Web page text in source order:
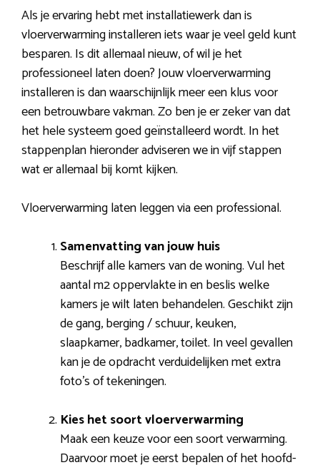
Als je ervaring hebt met installatiewerk dan is
vloerverwarming installeren iets waar je veel geld kunt
besparen. Is dit allemaal nieuw, of wil je het
professioneel laten doen? Jouw vloerverwarming
installeren is dan waarschijnlijk meer een klus voor
een betrouwbare vakman. Zo ben je er zeker van dat
het hele systeem goed geïnstalleerd wordt. In het
stappenplan hieronder adviseren we in vijf stappen
wat er allemaal bij komt kijken.
Vloerverwarming laten leggen via een professional.
Samenvatting van jouw huis
Beschrijf alle kamers van de woning. Vul het
aantal m2 oppervlakte in en beslis welke
kamers je wilt laten behandelen. Geschikt zijn
de gang, berging / schuur, keuken,
slaapkamer, badkamer, toilet. In veel gevallen
kan je de opdracht verduidelijken met extra
foto’s of tekeningen.
Kies het soort vloerverwarming
Maak een keuze voor een soort verwarming.
Daarvoor moet je eerst bepalen of het hoofd-